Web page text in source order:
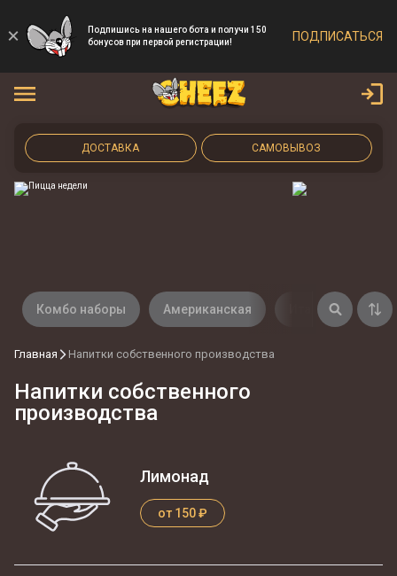
Подпишись на нашего бота и получи 150
бонусов при первой регистрации!
ПОДПИСАТЬСЯ
ДОСТАВКА САМОВЫВОЗ
Комбо наборы Американская Итальянская
Главная Напитки собственного производства
Напитки собственного
производства
Лимонад
от 150 ₽